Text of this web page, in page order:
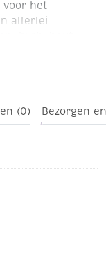
voor het
allerlei
keramiek
(0) Bezorgen